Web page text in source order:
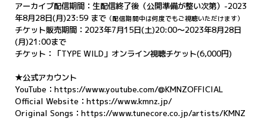
アーカイブ配信期間：生配信終了後（公開準備が整い次第）-2023
年8月28日(月)23:59 まで （配信期間中は何度でもご視聴いただけます）
チケット販売期間：2023年7月15日(土)20:00～2023年8月28日
(月)21:00まで
チケット：「TYPE WILD」オンライン視聴チケット(6,000円)
★公式アカウント
YouTube： https://www.youtube.com/@KMNZOFFICIAL
Official Website： https://www.kmnz.jp/
Original Songs： https://www.tunecore.co.jp/artists/KMNZ